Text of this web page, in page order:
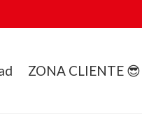
ZONA CLIENTE 😎